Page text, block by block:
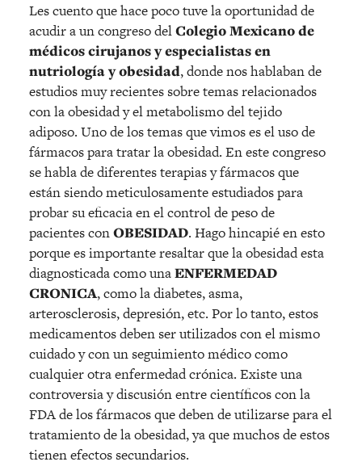
Les cuento que hace poco tuve la oportunidad de
acudir a un congreso delColegio Mexicano de
médicos cirujanos y especialistas en
nutriología y obesidad, donde nos hablaban de
estudios muy recientes sobre temas relacionados
con la obesidad y el metabolismo del tejido
adiposo. Uno de los temas que vimos es el uso de
fármacos para tratar la obesidad. En este congreso
se habla de diferentes terapias y fármacos que
están siendo meticulosamente estudiados para
probar su eficacia en el control de peso de
pacientes conOBESIDAD. Hago hincapié en esto
porque es importante resaltar que la obesidad esta
diagnosticada como unaENFERMEDAD
CRONICA, como la diabetes, asma,
arterosclerosis, depresión, etc. Por lo tanto, estos
medicamentos deben ser utilizados con el mismo
cuidado y con un seguimiento médico como
cualquier otra enfermedad crónica. Existe una
controversia y discusión entre científicos con la
FDA de los fármacos que deben de utilizarse para el
tratamiento de la obesidad, ya que muchos de estos
tienen efectos secundarios.